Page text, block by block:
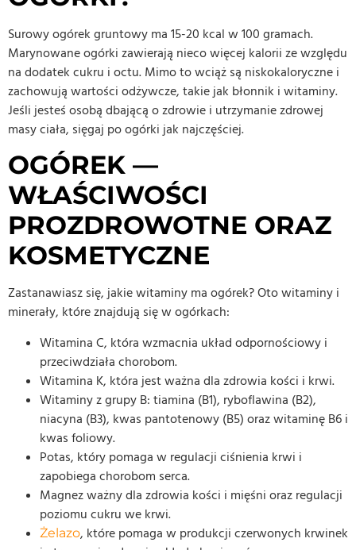
Surowy ogórek gruntowy ma 15-20 kcal w 100 gramach.
Marynowane ogórki zawierają nieco więcej kalorii ze względu
na dodatek cukru i octu. Mimo to wciąż są niskokaloryczne i
zachowują wartości odżywcze, takie jak błonnik i witaminy.
Jeśli jesteś osobą dbającą o zdrowie i utrzymanie zdrowej
masy ciała, sięgaj po ogórki jak najczęściej.
OGÓREK —
WŁAŚCIWOŚCI
PROZDROWOTNE ORAZ
KOSMETYCZNE
Zastanawiasz się, jakie witaminy ma ogórek? Oto witaminy i
minerały, które znajdują się w ogórkach:
Witamina C, która wzmacnia układ odpornościowy i
przeciwdziała chorobom.
Witamina K, która jest ważna dla zdrowia kości i krwi.
Witaminy z grupy B: tiamina (B1), ryboflawina (B2),
niacyna (B3), kwas pantotenowy (B5) oraz witaminę B6 i
kwas foliowy.
Potas, który pomaga w regulacji ciśnienia krwi i
zapobiega chorobom serca.
Magnez ważny dla zdrowia kości i mięśni oraz regulacji
poziomu cukru we krwi.
Żelazo, które pomaga w produkcji czerwonych krwinek